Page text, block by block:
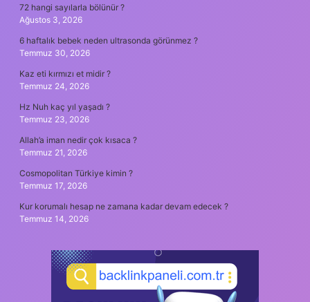
72 hangi sayılarla bölünür ?
Ağustos 3, 2026
6 haftalık bebek neden ultrasonda görünmez ?
Temmuz 30, 2026
Kaz eti kırmızı et midir ?
Temmuz 24, 2026
Hz Nuh kaç yıl yaşadı ?
Temmuz 23, 2026
Allah’a iman nedir çok kısaca ?
Temmuz 21, 2026
Cosmopolitan Türkiye kimin ?
Temmuz 17, 2026
Kur korumalı hesap ne zamana kadar devam edecek ?
Temmuz 14, 2026